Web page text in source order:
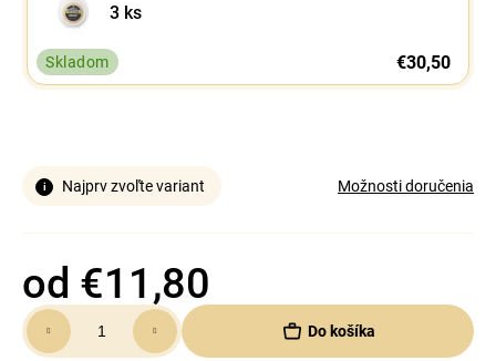
3 ks
Skladom €30,50
Najprv zvoľte variant Možnosti doručenia
od €11,80
Jednotková
cena:
Do košíka